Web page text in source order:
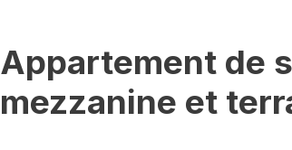
Appartement de
mezzanine et